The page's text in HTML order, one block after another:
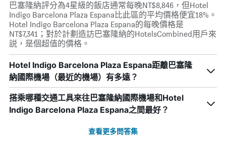
巴塞隆納評分為4星級的飯店通常每晚NT$8,846，但Hotel
Indigo Barcelona Plaza Espana比此區的平均價格便宜18%。
Hotel Indigo Barcelona Plaza Espana的每晚價格是
NT$7,341；對於計劃造訪巴塞隆納的HotelsCombined用戶來
説，是個超值的價格。
Hotel Indigo Barcelona Plaza Espana距離巴塞隆
納國際機場（最近的機場）有多遠？
搭乘哪種交通工具來往巴塞隆納國際機場和Hotel
Indigo Barcelona Plaza Espana之間最好？
查看更多問答集